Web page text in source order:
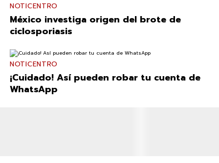
NOTICENTRO
México investiga origen del brote de
ciclosporiasis
NOTICENTRO
¡Cuidado! Así pueden robar tu cuenta de
WhatsApp